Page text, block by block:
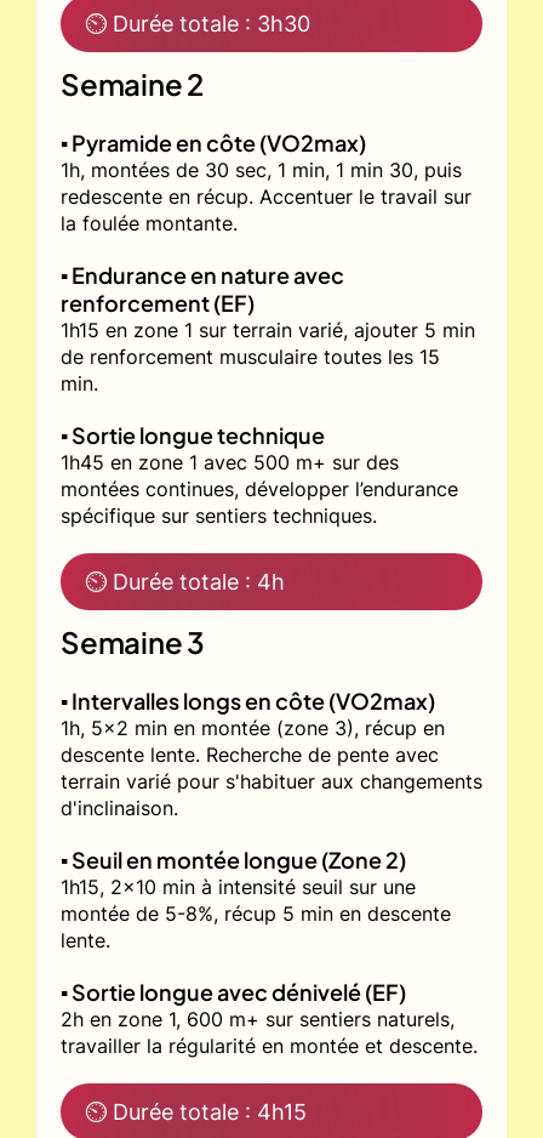
⏲ Durée totale : 3h30
Semaine 2
▪️ Pyramide en côte (VO2max)
1h, montées de 30 sec, 1 min, 1 min 30, puis
redescente en récup. Accentuer le travail sur
la foulée montante.
▪️ Endurance en nature avec
renforcement (EF)
1h15 en zone 1 sur terrain varié, ajouter 5 min
de renforcement musculaire toutes les 15
min.
▪️ Sortie longue technique
1h45 en zone 1 avec 500 m+ sur des
montées continues, développer l’endurance
spécifique sur sentiers techniques.
⏲ Durée totale : 4h
Semaine 3
▪️ Intervalles longs en côte (VO2max)
1h, 5x2 min en montée (zone 3), récup en
descente lente. Recherche de pente avec
terrain varié pour s'habituer aux changements
d'inclinaison.
▪️ Seuil en montée longue (Zone 2)
1h15, 2x10 min à intensité seuil sur une
montée de 5-8%, récup 5 min en descente
lente.
▪️ Sortie longue avec dénivelé (EF)
2h en zone 1, 600 m+ sur sentiers naturels,
travailler la régularité en montée et descente.
⏲ Durée totale : 4h15